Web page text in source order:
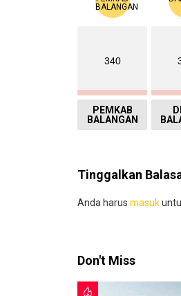
340
PEMKAB
BALANGAN
Tinggalkan
Anda harus masuk
Don't Miss